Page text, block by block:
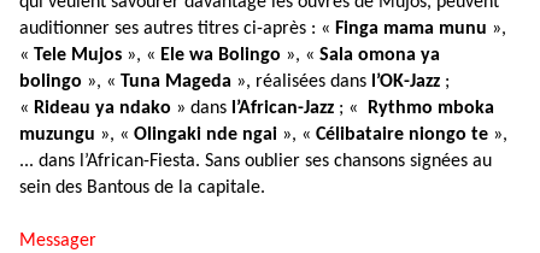
auditionner ses autres titres ci-après : « Finga mama munu »,
« Tele Mujos », « Ele wa Bolingo », « Sala omona ya
bolingo », « Tuna Mageda », réalisées dans l’OK-Jazz ;
« Rideau ya ndako » dans l’African-Jazz ; «
Rythmo mboka
muzungu », « Olingaki nde ngai », « Célibataire niongo te »,
... dans l’African-Fiesta. Sans oublier ses chansons signées au
sein des Bantous de la capitale.
Messager